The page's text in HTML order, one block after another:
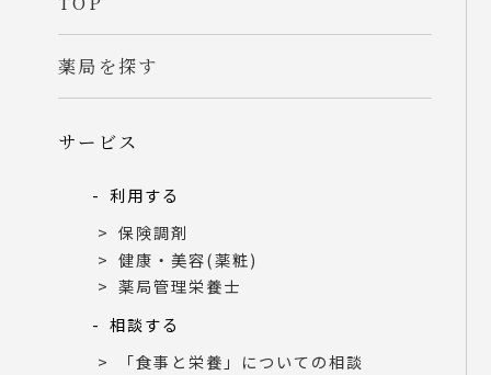
薬局を探す
サービス
利用する
保険調剤
健康・美容(薬粧)
薬局管理栄養士
相談する
「食事と栄養」についての相談